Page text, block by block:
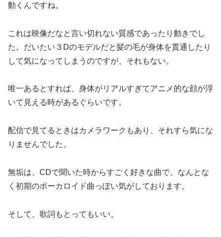
動くんですね。
これは映像だなと言い切れない質感であったり動きでし
た。だいたい３Dのモデルだと髪の毛が身体を貫通したり
して気になってしまうのですが、それもない。
唯一あるとすれば、身体がリアルすぎてアニメ的な顔が浮
いて見える時があるぐらいです。
配信で見てるときはカメラワークもあり、それすら気にな
りませんでした。
無垢は、CDで聞いた時からすごく好きな曲で、なんとな
く初期のボーカロイド曲っぽい気がしております。
そして、歌詞もとってもいい。